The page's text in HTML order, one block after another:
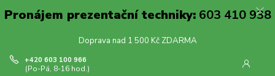
Pronájem prezentační techniky:603 410 938
Doprava nad 1 500 Kč ZDARMA
+420 603 100 966
(Po-Pá, 8-16 hod.)